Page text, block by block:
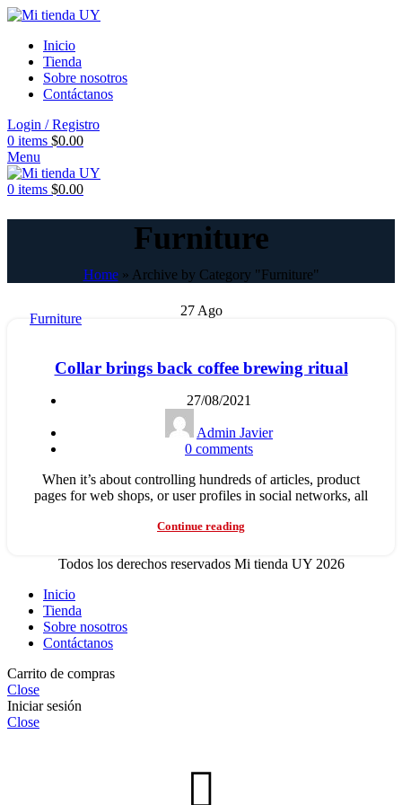
Inicio
Tienda
Sobre nosotros
Contáctanos
Login / Registro
0 items $0.00
Menu
0 items $0.00
Furniture
Home» Archive by Category "Furniture"
27 Ago
Furniture
Collar brings back coffee brewing ritual
27/08/2021
Admin Javier
0 comments
When it’s about controlling hundreds of articles, product
pages for web shops, or user profiles in social networks, all
Continue reading
Todos los derechos reservados Mi tienda UY 2026
Inicio
Tienda
Sobre nosotros
Contáctanos
Carrito de compras
Close
Iniciar sesión
Close